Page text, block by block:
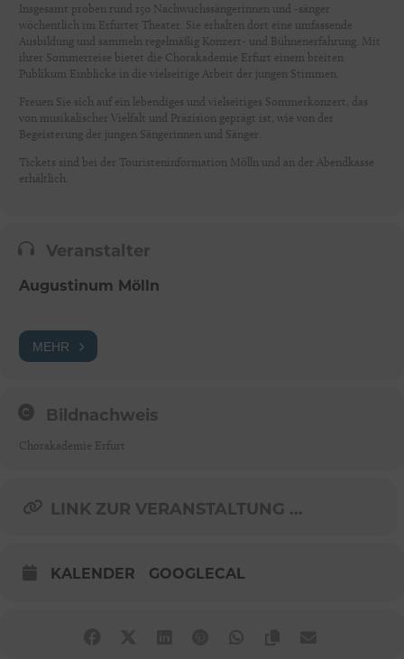
Insgesamt proben rund 150 Nachwuchssängerinnen und -sänger
wöchentlich im Erfurter Theater. Sie erhalten dort eine umfassende
Ausbildung und sammeln regelmäßig Konzert- und Bühnenerfahrung. Mit
ihrer Sommerreise bietet die Chorakademie Erfurt einem breiten
Publikum Einblicke in die vielseitige Arbeit der jungen Stimmen.
Freuen Sie sich auf ein lebendiges und vielseitiges Sommerkonzert, das
von musikalischer Vielfalt und Präzision geprägt ist, wie von der
Begeisterung der jungen Sängerinnen und Sänger.
Tickets sind bei der Touristeninformation Mölln und an der Abendkasse
erhältlich.
Veranstalter
Augustinum Mölln
MEHR
Bildnachweis
Chorakademie Erfurt
LINK ZUR VERANSTALTUNG ...
KALENDER GOOGLECAL